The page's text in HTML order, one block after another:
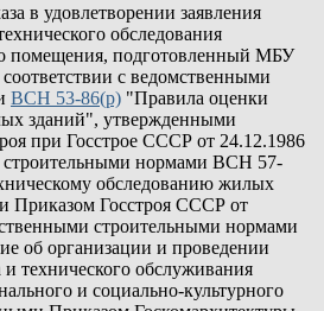
в удовлетворении заявления
обследования
помещения, подготовленный МБУ
с ведомственными
ВСН 53-86(р) "Правила оценки
зданий", утвержденными
при Госстрое СССР от 24.12.1986
нормами ВСН 57-
обследованию жилых
Приказом Госстроя СССР от
строительными нормами
об организации и проведении
технического обслуживания
и социально-культурного